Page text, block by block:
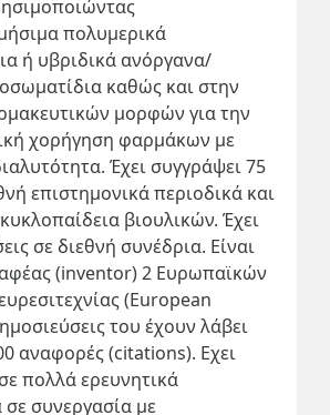
πολυμερικά
ή υβριδικά ανόργανα/
καθώς και στην
μορφών για την
χορήγηση φαρμάκων με
Έχει συγγράψει 75
επιστημονικά περιοδικά και
βιουλικών. Έχει
σε διεθνή συνέδρια. Είναι
(inventor) 2 Ευρωπαϊκών
(European
του έχουν λάβει
αναφορές (citations). Εχει
πολλά ερευνητικά
συνεργασία με